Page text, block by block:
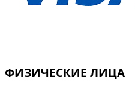
ФИЗИЧЕСКИЕ ЛИЦА